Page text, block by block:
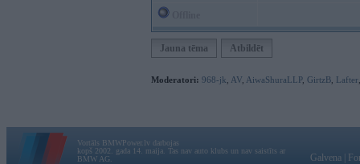
Jauna tēma Atbildēt
Moderatori: 968-jk AV AiwaShuraLLP, GirtzB Lafter
Vortāls BMWPower.lv darbojas
kopš 2002. gada 14. maija. Tas nav auto klubs un nav saistīts ar
BMW AG.
Galvena